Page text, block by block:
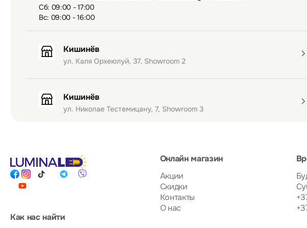
Сб: 09:00 - 17:00
Вс: 09:00 - 16:00
Кишинёв
ул. Каля Орхеюлуй, 37, Showroom 2
Кишинёв
ул. Николае Тестемицану, 7, Showroom 3
Онлайн магазин
Акции
Скидки
Контакты
О нас
Как нас найти